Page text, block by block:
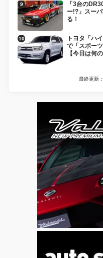
「3台の
ー!?」スー
る！
トヨタ「ハ
で「スポー
【今日は何
最終更新